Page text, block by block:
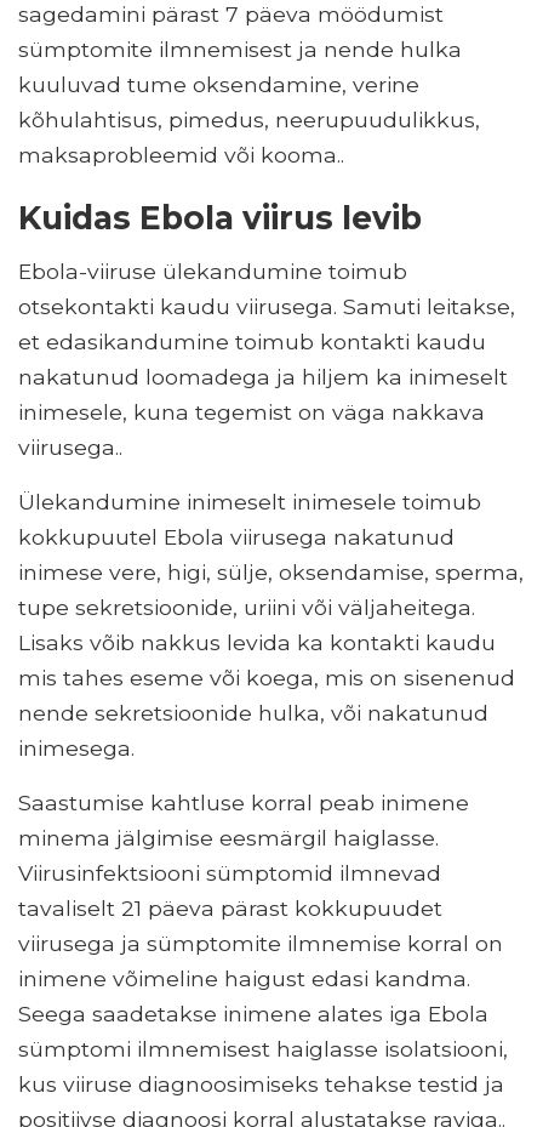
sagedamini pärast 7 päeva möödumist
sümptomite ilmnemisest ja nende hulka
kuuluvad tume oksendamine, verine
kõhulahtisus, pimedus, neerupuudulikkus,
maksaprobleemid või kooma..
Kuidas Ebola viirus levib
Ebola-viiruse ülekandumine toimub
otsekontakti kaudu viirusega. Samuti leitakse,
et edasikandumine toimub kontakti kaudu
nakatunud loomadega ja hiljem ka inimeselt
inimesele, kuna tegemist on väga nakkava
viirusega..
Ülekandumine inimeselt inimesele toimub
kokkupuutel Ebola viirusega nakatunud
inimese vere, higi, sülje, oksendamise, sperma,
tupe sekretsioonide, uriini või väljaheitega.
Lisaks võib nakkus levida ka kontakti kaudu
mis tahes eseme või koega, mis on sisenenud
nende sekretsioonide hulka, või nakatunud
inimesega.
Saastumise kahtluse korral peab inimene
minema jälgimise eesmärgil haiglasse.
Viirusinfektsiooni sümptomid ilmnevad
tavaliselt 21 päeva pärast kokkupuudet
viirusega ja sümptomite ilmnemise korral on
inimene võimeline haigust edasi kandma.
Seega saadetakse inimene alates iga Ebola
sümptomi ilmnemisest haiglasse isolatsiooni,
kus viiruse diagnoosimiseks tehakse testid ja
positiivse diagnoosi korral alustatakse raviga..